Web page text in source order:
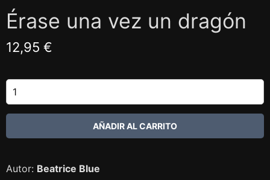
Érase una vez un dragón
12,95 €
Autor: Beatrice Blue